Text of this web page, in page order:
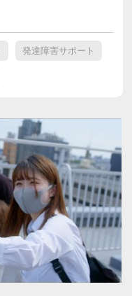
発達障害サポート